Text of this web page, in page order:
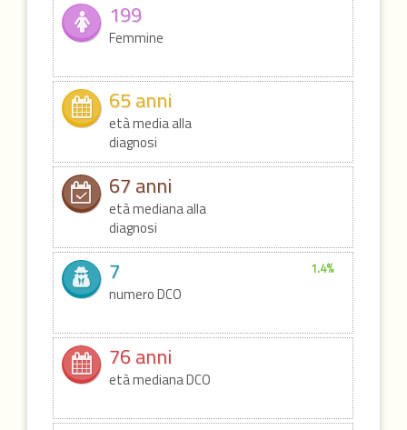
199
Femmine
65 anni
età media alla
diagnosi
67 anni
età mediana alla
diagnosi
7
numero DCO
1.4%
76 anni
età mediana DCO